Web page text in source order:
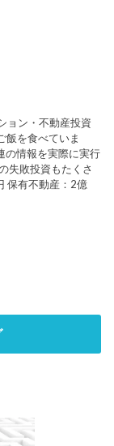
ョン・不動産投資
飯を食べていま
の情報を実際に実行
失敗投資もたくさ
保有不動産：2億